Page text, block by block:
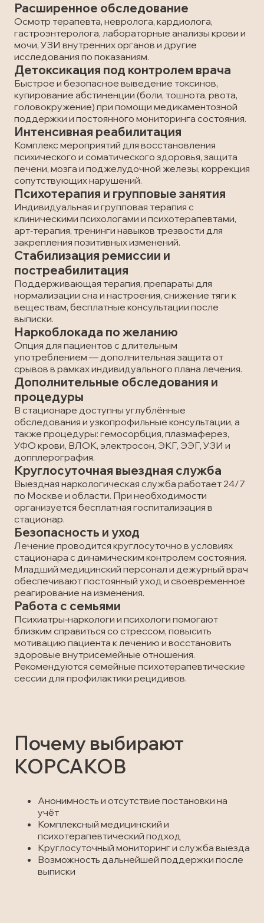
Расширенное обследование
Осмотр терапевта, невролога, кардиолога,
гастроэнтеролога, лабораторные анализы крови и
мочи, УЗИ внутренних органов и другие
исследования по показаниям.
Детоксикация под контролем врача
Быстрое и безопасное выведение токсинов,
купирование абстиненции (боли, тошнота, рвота,
головокружение) при помощи медикаментозной
поддержки и постоянного мониторинга состояния.
Интенсивная реабилитация
Комплекс мероприятий для восстановления
психического и соматического здоровья, защита
печени, мозга и поджелудочной железы, коррекция
сопутствующих нарушений.
Психотерапия и групповые занятия
Индивидуальная и групповая терапия с
клиническими психологами и психотерапевтами,
арт‑терапия, тренинги навыков трезвости для
закрепления позитивных изменений.
Стабилизация ремиссии и
постреабилитация
Поддерживающая терапия, препараты для
нормализации сна и настроения, снижение тяги к
веществам, бесплатные консультации после
выписки.
Наркоблокада по желанию
Опция для пациентов с длительным
употреблением — дополнительная защита от
срывов в рамках индивидуального плана лечения.
Дополнительные обследования и
процедуры
В стационаре доступны углублённые
обследования и узкопрофильные консультации, а
также процедуры: гемосорбция, плазмаферез,
УФО крови, ВЛОК, электросон, ЭКГ, ЭЭГ, УЗИ и
допплерография.
Круглосуточная выездная служба
Выездная наркологическая служба работает 24/7
по Москве и области. При необходимости
организуется бесплатная госпитализация в
стационар.
Безопасность и уход
Лечение проводится круглосуточно в условиях
стационара с динамическим контролем состояния.
Младший медицинский персонал и дежурный врач
обеспечивают постоянный уход и своевременное
реагирование на изменения.
Работа с семьями
Психиатры‑наркологи и психологи помогают
близким справиться со стрессом, повысить
мотивацию пациента к лечению и восстановить
здоровые внутрисемейные отношения.
Рекомендуются семейные психотерапевтические
сессии для профилактики рецидивов.
Почему выбирают
КОРСАКОВ
Анонимность и отсутствие постановки на
учёт
Комплексный медицинский и
психотерапевтический подход
Круглосуточный мониторинг и служба выезда
Возможность дальнейшей поддержки после
выписки